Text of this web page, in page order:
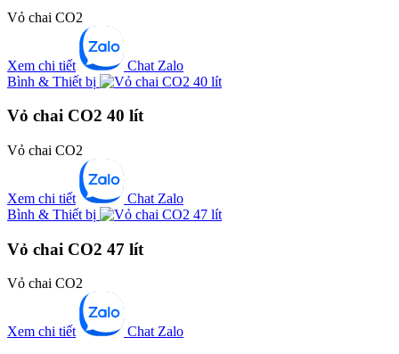
Vỏ chai CO2
Xem chi tiết
Chat Zalo
Bình & Thiết bị
Vỏ chai CO2 40 lít
Vỏ chai CO2
Xem chi tiết
Chat Zalo
Bình & Thiết bị
Vỏ chai CO2 47 lít
Vỏ chai CO2
Xem chi tiết Chat Zalo